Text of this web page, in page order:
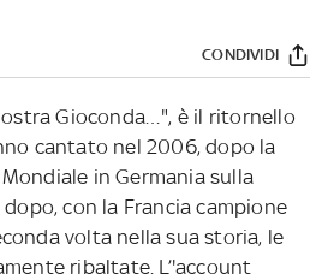
CONDIVIDI
Gioconda…", è il ritornello
cantato nel 2006, dopo la
in Germania sulla
con la Francia campione
volta nella sua storia, le
ribaltate. L’'account